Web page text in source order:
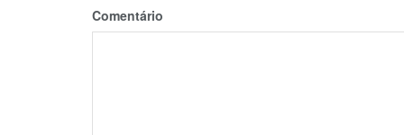
Comentário